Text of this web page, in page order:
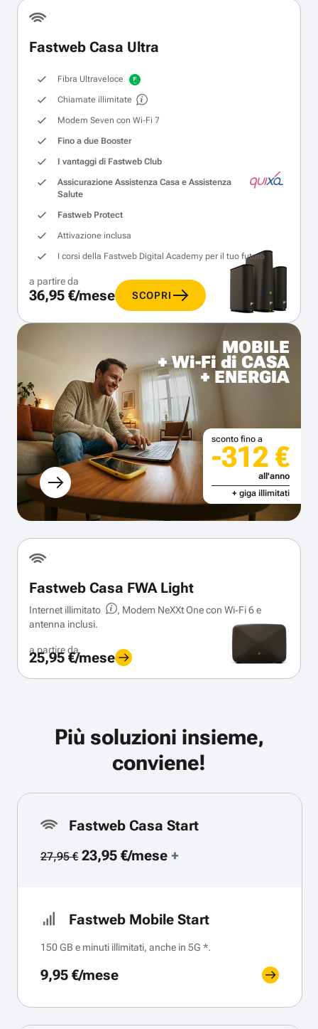
Fastweb Casa Ultra
Fibra Ultraveloce
Chiamate illimitate
Modem Seven con Wi‑Fi 7
Fino a due Booster
I vantaggi di Fastweb Club
Assicurazione Assistenza Casa e Assistenza
Salute
Fastweb Protect
Attivazione inclusa
I corsi della Fastweb Digital Academy per il tuo futuro
a partire da
36,95 €/mese SCOPRI
MOBILE
+ Wi-Fi di CASA
+ ENERGIA
sconto fino a
-312 €
all'anno
+ giga illimitati
Fastweb Casa FWA Light
Internet illimitato
, Modem NeXXt One con Wi‑Fi 6 e
antenna inclusi.
a partire da
25,95 €/mese
Più soluzioni insieme,
conviene!
Fastweb Casa Start
27,95 €23,95 €/mese+
Fastweb Mobile Start
150 GB e minuti illimitati, anche in 5G *.
9,95 €/mese